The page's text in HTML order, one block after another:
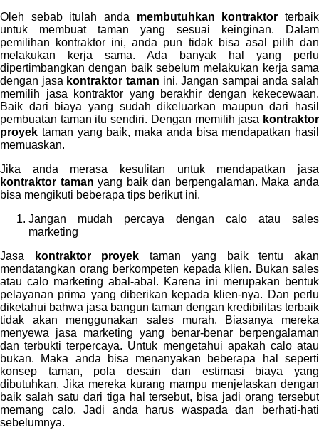
Oleh sebab itulah anda membutuhkan kontraktor terbaik
untuk membuat taman yang sesuai keinginan. Dalam
pemilihan kontraktor ini, anda pun tidak bisa asal pilih dan
melakukan kerja sama. Ada banyak hal yang perlu
dipertimbangkan dengan baik sebelum melakukan kerja sama
dengan jasa kontraktor taman ini. Jangan sampai anda salah
memilih jasa kontraktor yang berakhir dengan kekecewaan.
Baik dari biaya yang sudah dikeluarkan maupun dari hasil
pembuatan taman itu sendiri. Dengan memilih jasa kontraktor
proyek taman yang baik, maka anda bisa mendapatkan hasil
memuaskan.
Jika anda merasa kesulitan untuk mendapatkan jasa
kontraktor taman yang baik dan berpengalaman. Maka anda
bisa mengikuti beberapa tips berikut ini.
Jangan mudah percaya dengan calo atau sales
marketing
Jasa
kontraktor proyek taman yang baik tentu akan
mendatangkan orang berkompeten kepada klien. Bukan sales
atau calo marketing abal-abal. Karena ini merupakan bentuk
pelayanan prima yang diberikan kepada klien-nya. Dan perlu
diketahui bahwa jasa bangun taman dengan kredibilitas terbaik
tidak akan menggunakan sales murah. Biasanya mereka
menyewa jasa marketing yang benar-benar berpengalaman
dan terbukti terpercaya. Untuk mengetahui apakah calo atau
bukan. Maka anda bisa menanyakan beberapa hal seperti
konsep taman, pola desain dan estimasi biaya yang
dibutuhkan. Jika mereka kurang mampu menjelaskan dengan
baik salah satu dari tiga hal tersebut, bisa jadi orang tersebut
memang calo. Jadi anda harus waspada dan berhati-hati
sebelumnya.